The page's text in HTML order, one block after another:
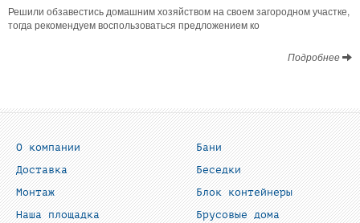
Решили обзавестись домашним хозяйством на своем загородном участке,
тогда рекомендуем воспользоваться предложением ко
Подробнее
О компании
Доставка
Монтаж
Наша площадка
Бани
Беседки
Блок контейнеры
Брусовые дома